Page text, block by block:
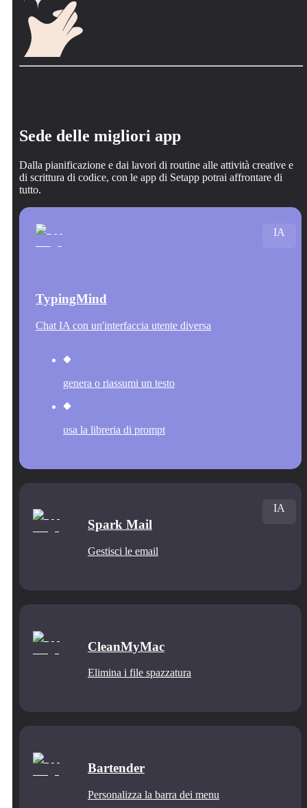
Sede delle migliori app
Dalla pianificazione e dai lavori di routine alle attività creative e
di scrittura di codice, con le app di Setapp potrai affrontare di
tutto.
TypingMind
Chat IA con un'interfaccia utente diversa
genera o riassumi un testo
usa la libreria di prompt
IA
Spark Mail
Gestisci le email
IA
CleanMyMac
Elimina i file spazzatura
Bartender
Personalizza la barra dei menu